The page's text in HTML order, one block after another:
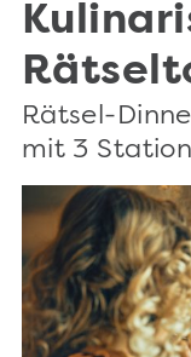
Rätsel-
mit 3